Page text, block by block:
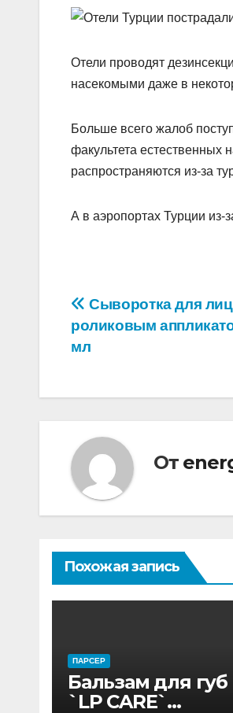
Отели проводят
насекомыми даже в
Больше всего жалоб
факультета естественных
распространяются из-за
А в аэропортах Турции из-
Навигация
по
Сыворотка для
роликовым
мл
От
Похожая запись
ПАРСЕР
Бальзам для губ
`LP CARE`